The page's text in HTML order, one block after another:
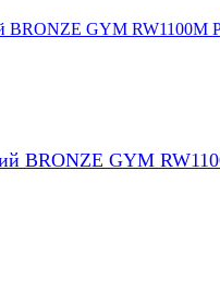
BRONZE GYM